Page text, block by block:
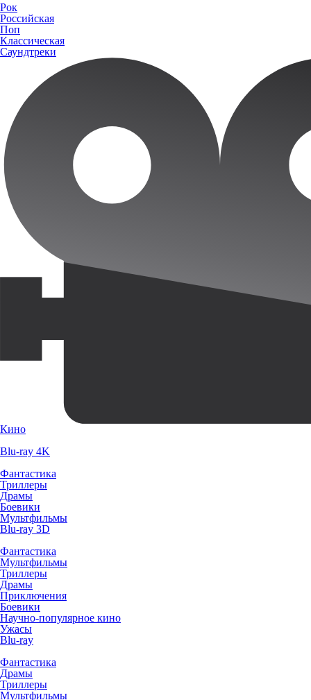
Рок
Российская
Поп
Классическая
Саундтреки
Кино
Blu-ray 4K
Фантастика
Триллеры
Драмы
Боевики
Мультфильмы
Blu-ray 3D
Фантастика
Мультфильмы
Триллеры
Драмы
Приключения
Боевики
Научно-популярное кино
Ужасы
Blu-ray
Фантастика
Драмы
Триллеры
Мультфильмы